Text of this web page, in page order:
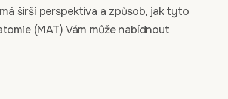
širší perspektiva a způsob, jak tyto
(MAT) Vám může nabídnout